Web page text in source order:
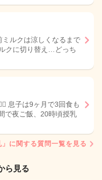
ルクは涼しくなるまで
クに切り替え…どっち
息子は9ヶ月で3回食も
で夜ご飯、20時頃授乳
」に関する質問一覧を見る
ら見る